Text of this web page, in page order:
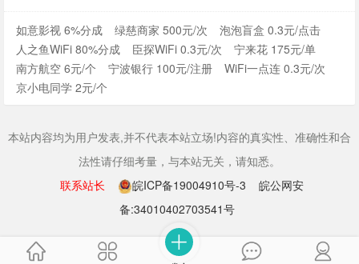
如意影视 6%分成 绿慈商家 500元/次
泡泡盲盒 0.3元/点击
人之鱼WiFi 80%分成
臣探WiFi 0.3元/次
宁来花 175元/单
南方航空 6元/个
宁波银行 100元/注册
WiFi一点连 0.3元/次
京小电同学 2元/个
本站内容均为用户发表,并不代表本站立场!内容的真实性、准确性和合
法性请仔细考量，与本站无关，请知悉。
联系站长
皖ICP备19004910号-3
皖公网安
备:34010402703541号